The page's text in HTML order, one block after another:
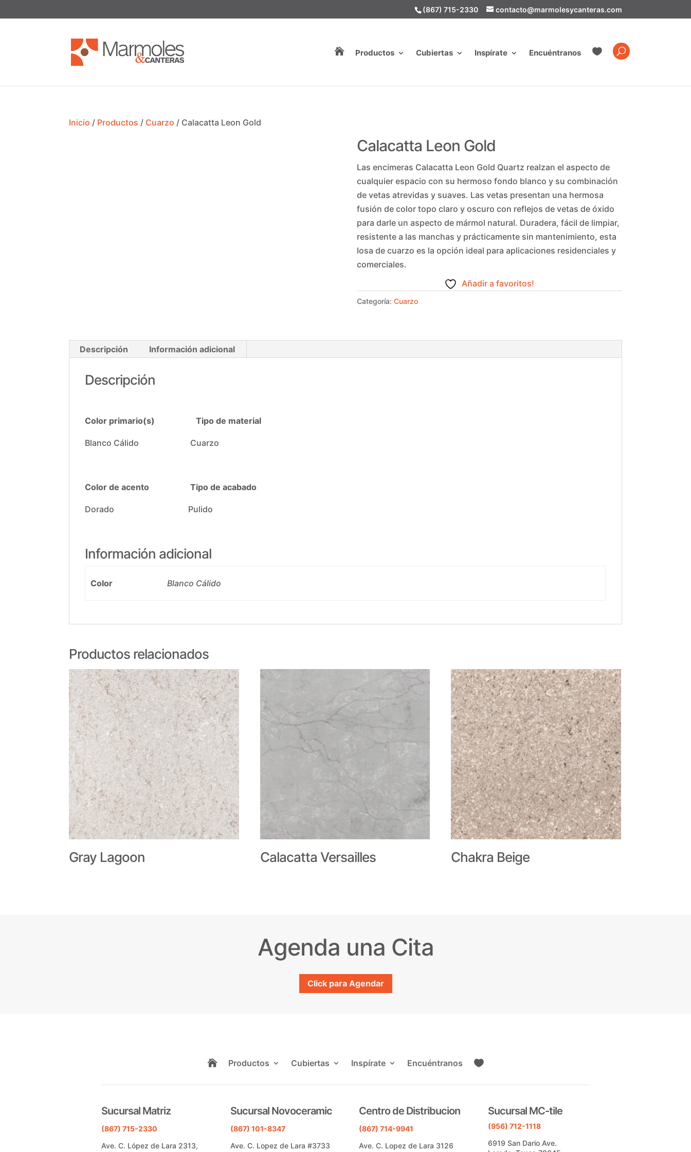
(867) 715-2330 contacto@marmolesycanteras.com
 Productos Cubiertas Inspírate Encuéntranos 
Inicio / Productos / Cuarzo / Calacatta Leon Gold
Calacatta Leon Gold
Las encimeras Calacatta Leon Gold Quartz realzan el aspecto de
cualquier espacio con su hermoso fondo blanco y su combinación
de vetas atrevidas y suaves. Las vetas presentan una hermosa
fusión de color topo claro y oscuro con reflejos de vetas de óxido
para darle un aspecto de mármol natural. Duradera, fácil de limpiar,
resistente a las manchas y prácticamente sin mantenimiento, esta
losa de cuarzo es la opción ideal para aplicaciones residenciales y
comerciales.
Añadir a favoritos!
Categoría: Cuarzo
Descripción Información adicional
Descripción
Color primario(s) Tipo de material
Blanco Cálido Cuarzo
Color de acento Tipo de acabado
Dorado Pulido
Información adicional
Color Blanco Cálido
Productos relacionados
Gray Lagoon Calacatta Versailles Chakra Beige
Agenda una Cita
Click para Agendar
 Productos Cubiertas Inspírate Encuéntranos 
Sucursal Matriz
(867) 715-2330
Ave. C. López de Lara 2313,
Sucursal Novoceramic
(867) 101-8347
Ave. C. Lopez de Lara #3733
Centro de Distribucion
(867) 714-9941
Ave. C. Lopez de Lara 3126
Sucursal MC-tile
(956) 712-1118
6919 San Dario Ave.